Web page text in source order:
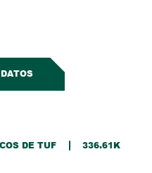
DE TUF 336.61K